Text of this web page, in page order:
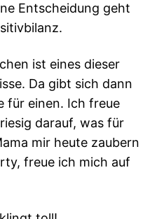
Entscheidung geht
ist eines dieser
Da gibt sich dann
für einen. Ich freue
darauf, was für
mir heute zaubern
freue ich mich auf